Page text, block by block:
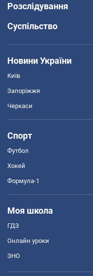
Розслідування
Суспільство
Новини України
Київ
Запоріжжя
Черкаси
Спорт
Футбол
Хокей
Формула-1
Моя школа
ГДЗ
Онлайн уроки
ЗНО